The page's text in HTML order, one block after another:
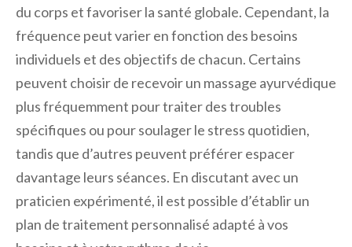
du corps et favoriser la santé globale. Cependant, la
fréquence peut varier en fonction des besoins
individuels et des objectifs de chacun. Certains
peuvent choisir de recevoir un massage ayurvédique
plus fréquemment pour traiter des troubles
spécifiques ou pour soulager le stress quotidien,
tandis que d’autres peuvent préférer espacer
davantage leurs séances. En discutant avec un
praticien expérimenté, il est possible d’établir un
plan de traitement personnalisé adapté à vos